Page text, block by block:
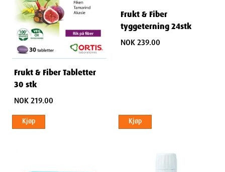
Frukt & Fiber Tabletter
30 stk
NOK 219.00
Kjøp
Frukt & Fiber
tyggeterning 24stk
NOK 239.00
Kjøp